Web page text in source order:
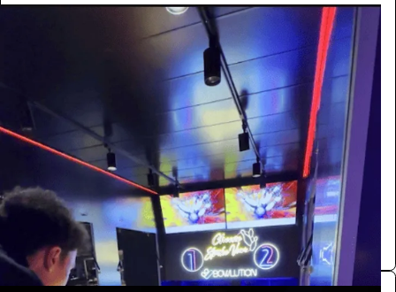
تشييز سترايك فان
الفعاليات والحفلات
13200
/ اليوم
الدمام
creative booth ( cheeze ksa )
0.0 (0)